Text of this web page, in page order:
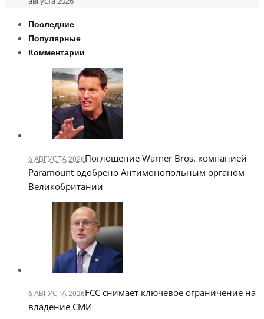
Последние
Популярные
Комментарии
6 АВГУСТА 2026Поглощение Warner Bros. компанией
Paramount одобрено Антимонопольным органом
Великобритании
6 АВГУСТА 2026FCC снимает ключевое ограничение на
владение СМИ